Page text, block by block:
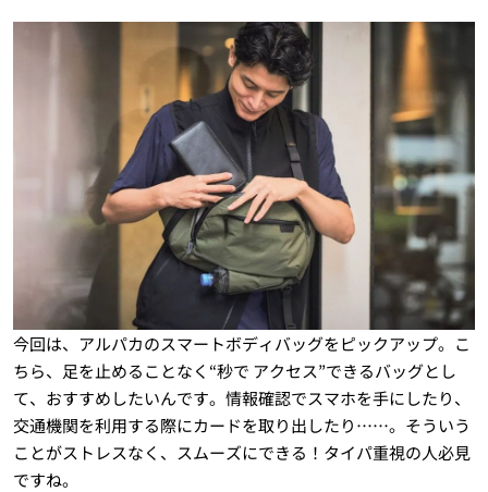
今回は、アルパカのスマートボディバッグをピックアップ。こ
ちら、足を止めることなく“秒で アクセス”できるバッグとし
て、おすすめしたいんです。情報確認でスマホを手にしたり、
交通機関を利用する際にカードを取り出したり……。そういう
ことがストレスなく、スムーズにできる！タイパ重視の人必見
ですね。